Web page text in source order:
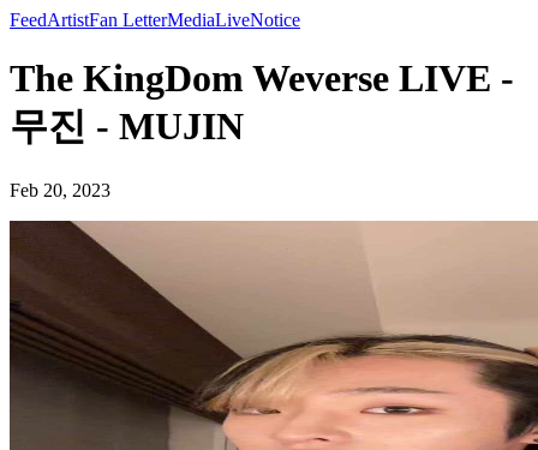
FeedArtistFan LetterMediaLiveNotice
The KingDom Weverse LIVE -
무진 - MUJIN
Feb 20, 2023